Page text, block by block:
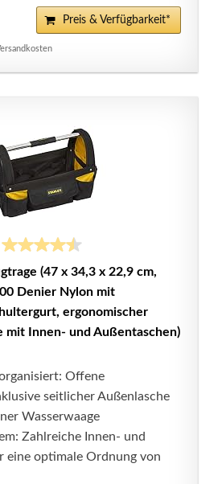
Preis & Verfügbarkeit*
(47 x 34,3 x 22,9 cm,
Denier Nylon mit
ergonomischer
mit Innen- und Außentaschen)
Offene
seitlicher Außenlasche
Wasserwaage
Zahlreiche Innen- und
eine optimale Ordnung von